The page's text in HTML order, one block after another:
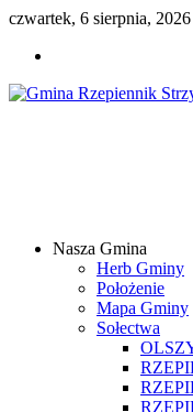
czwartek, 6 sierpnia, 2026
Samorządowy
Internetowy
Nasza Gmina
Herb Gminy
Położenie
Mapa Gminy
Sołectwa